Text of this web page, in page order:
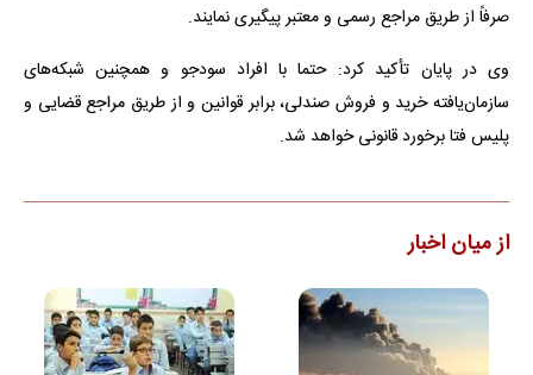
صرفاً از طریق مراجع رسمی و معتبر پیگیری نمایند.
وی در پایان تأکید کرد: حتما با افراد سودجو و همچنین شبکه‌های
سازمان‌یافته خرید و فروش صندلی، برابر قوانین و از طریق مراجع قضایی و
پلیس فتا برخورد قانونی خواهد شد.
از میان اخبار